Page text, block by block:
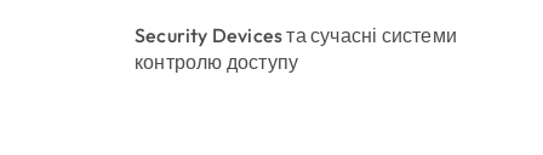
Security Devices та сучасні системи
контролю доступу